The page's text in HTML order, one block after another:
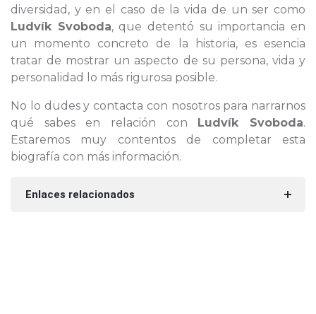
diversidad, y en el caso de la vida de un ser como
Ludvík Svoboda, que detentó su importancia en
un momento concreto de la historia, es esencia
tratar de mostrar un aspecto de su persona, vida y
personalidad lo más rigurosa posible.
No lo dudes y contacta con nosotros para narrarnos
qué sabes en relación con Ludvík Svoboda.
Estaremos muy contentos de completar esta
biografía con más información.
Enlaces relacionados